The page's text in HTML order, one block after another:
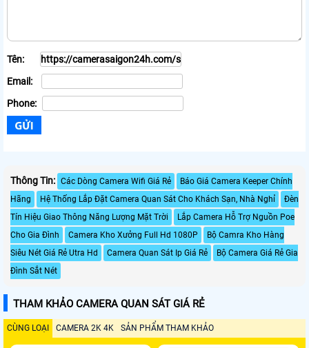
Tên:
Email:
Phone:
Thông Tin: Các Dòng Camera Wifi Giá Rẻ
Báo Giá Camera Keeper Chính
Hãng
Hệ Thống Lắp Đặt Camera Quan Sát Cho Khách Sạn, Nhà Nghỉ
Đèn
Tín Hiệu Giao Thông Năng Lượng Mặt Trời
Lắp Camera Hỗ Trợ Nguồn Poe
Cho Gia Đình
Camera Kho Xưởng Full Hd 1080P
Bộ Camra Kho Hàng
Siêu Nét Giá Rẻ Utra Hd
Camera Quan Sát Ip Giá Rẻ
Bộ Camera Giá Rẻ Gia
Đình Sắt Nét
THAM KHẢO CAMERA QUAN SÁT GIÁ RẺ
CÙNG LOẠI CAMERA 2K 4K SẢN PHẨM THAM KHẢO